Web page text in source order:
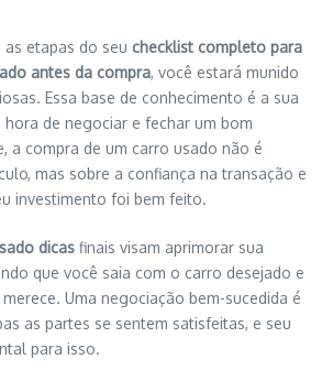
etapas do seu checklist completo para
antes da compra, você estará munido
Essa base de conhecimento é a sua
de negociar e fechar um bom
a compra de um carro usado não é
mas sobre a confiança na transação e
investimento foi bem feito.
dicas finais visam aprimorar sua
que você saia com o carro desejado e
Uma negociação bem-sucedida é
as partes se sentem satisfeitas, e seu
para isso.